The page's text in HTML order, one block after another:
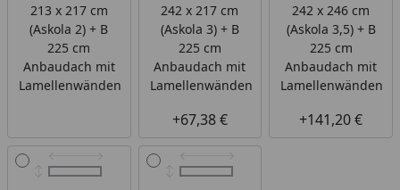
213 x 217 cm
(Askola 2) + B
225 cm
Anbaudach mit
Lamellenwänden
242 x 217 cm
(Askola 3) + B
225 cm
Anbaudach mit
Lamellenwänden
+67,38 €
242 x 246 cm
(Askola 3,5) + B
225 cm
Anbaudach mit
Lamellenwänden
+141,20 €